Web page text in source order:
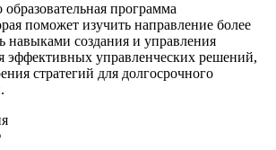
программа
поможет изучить направление более
навыками создания и управления
эффективных управленческих решений,
стратегий для долгосрочного